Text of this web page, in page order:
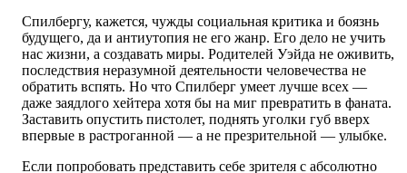
Спилбергу, кажется, чужды социальная критика и боязнь
будущего, да и антиутопия не его жанр. Его дело не учить
нас жизни, а создавать миры. Родителей Уэйда не оживить,
последствия неразумной деятельности человечества не
обратить вспять. Но что Спилберг умеет лучше всех —
даже заядлого хейтера хотя бы на миг превратить в фаната.
Заставить опустить пистолет, поднять уголки губ вверх
впервые в растроганной — а не презрительной — улыбке.
Если попробовать представить себе зрителя с абсолютно